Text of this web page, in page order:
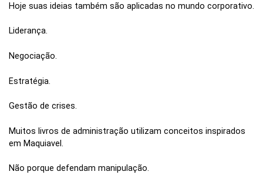
Hoje suas ideias também são aplicadas no mundo corporativo.
Liderança.
Negociação.
Estratégia.
Gestão de crises.
Muitos livros de administração utilizam conceitos inspirados
em Maquiavel.
Não porque defendam manipulação.